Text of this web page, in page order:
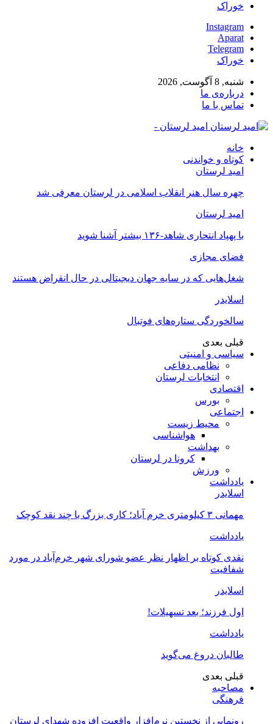
خوراک
Instagram
Aparat
Telegram
خوراک
شنبه, 8 آگوست, 2026
درباره‌ی ما
تماس با ما
امید لرستان -
خانه
کوتاه و خواندنی
امید لرستان
چهره سال هنر انقلاب اسلامی در لرستان معرفی شد
امید لرستان
با پهپاد انتحاری شاهد-۱۳۶ بیشتر آشنا شوید
فضای مجازی
شغل‌‌هایی که در سایه جهان دیجیتالی در حال انقراض هستند
اسلایدر
سالخوردگی ستاره‌های فوتبال
قبلی بعدی
سیاسی و امنیتی
نظامی دفاعی
انتخابات لرستان
اقتصادی
بورس
اجتماعی
محیط زیست
هواشناسی
بهداشت
کرونا در لرستان
ورزش
یادداشت
اسلایدر
مهمانی ۳ کیلومتری خرم آباد؛ کاری بزرگ با چند نقد کوچک
یادداشت
نقدی کوتاه بر اظهار نظر عضو شورای شهر خرم‌آباد در مورد
شفافیت
اسلایدر
اول فرزند؛ بعد تسهیلات!
یادداشت
طالبان دروغ می‌گوید
قبلی بعدی
مصاحبه
فرهنگی
رونمایی از نخستین نرم‌افزار واقعیت افزوده شهدای لرستان